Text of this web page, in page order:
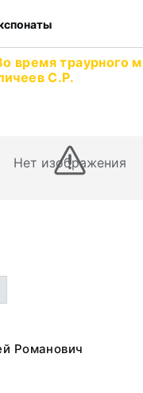
время траурного
С.Р.
Нет изображения
Романович